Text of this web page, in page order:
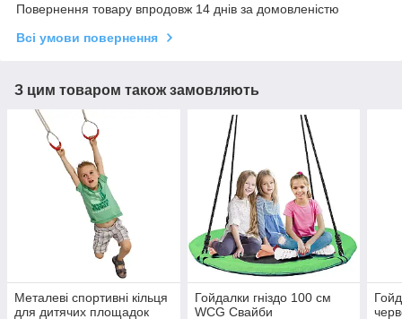
Повернення товару впродовж 14 днів за домовленістю
Всі умови повернення
З цим товаром також замовляють
Металеві спортивні кільця
для дитячих площадок
Гойдалки гніздо 100 см
WCG Свайби